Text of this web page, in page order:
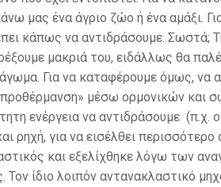
μας ένα άγριο ζώο ή ένα αμάξι.
κάπως να αντιδράσουμε. Σωστά;
μακριά του, ειδάλλως θα
Για να καταφέρουμε όμως, να
μέσω ορμονικών και
ενέργεια να αντιδράσουμε (π.χ.
ρηχή, για να εισέλθει
και εξελίχθηκε λόγω των
ίδιο λοιπόν αντανακλαστικό